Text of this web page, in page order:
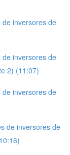
inversores de
inversores de
2) (11:07)
inversores de
de inversores de